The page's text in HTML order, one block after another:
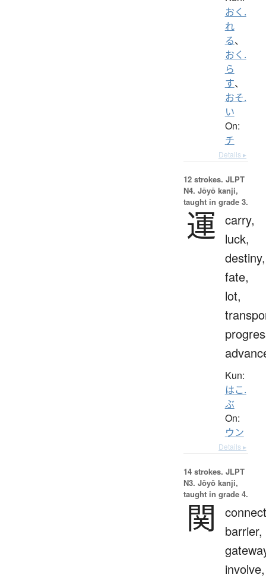
おく.
れ
る、
おく.
ら
す、
おそ.
い
On:
チ
Details ▸
12 strokes. JLPT
N4. Jōyō kanji,
taught in grade 3.
運 carry,
luck,
destiny,
fate,
lot,
Kun:
はこ.
ぶ
On:
ウン
Details ▸
14 strokes. JLPT
N3. Jōyō kanji,
taught in grade 4.
関
barrier,
involve,